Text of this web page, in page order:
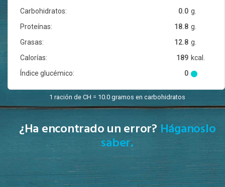
Carbohidratos:
g.
0.0
Proteínas:
g.
18.8
Grasas:
g.
12.8
Calorías:
kcal.
189
Índice glucémico:
0
1 ración de CH = 10.0 gramos en carbohidratos
¿Ha encontrado un error? Háganoslo
saber.